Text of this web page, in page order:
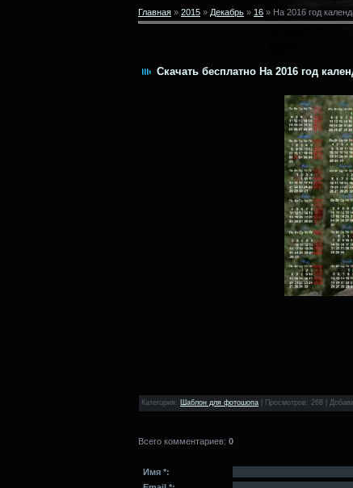
Главная » 2015 » Декабрь » 16 » На 2016 год
Скачать бесплатно На 2016 год
Категория : Шаблон для фотошопа Просмотров: 268 |
Всего комментариев: 0
Имя *: